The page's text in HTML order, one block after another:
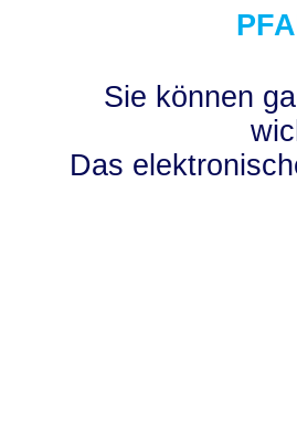
Sie können
Das